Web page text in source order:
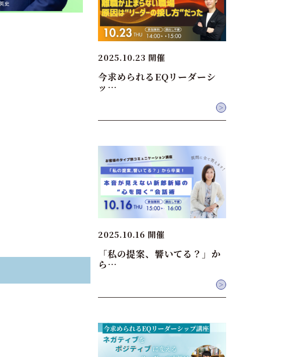
2025.10.23 開催
今求められるEQリーダーシ
ッ…
＞
2025.10.16 開催
「私の提案、響いてる？」か
ら…
＞